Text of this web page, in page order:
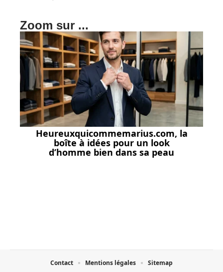
Zoom sur ...
Heureuxquicommemarius.com, la
boîte à idées pour un look
d’homme bien dans sa peau
Contact Mentions légales Sitemap